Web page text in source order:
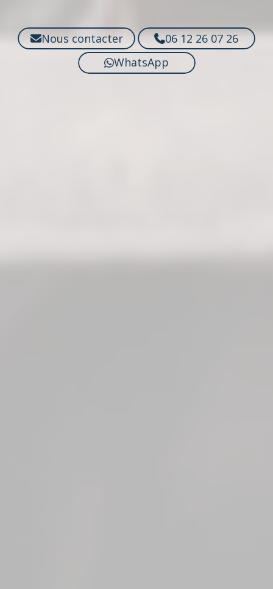
Nous contacter
06 12 26 07 26
WhatsApp